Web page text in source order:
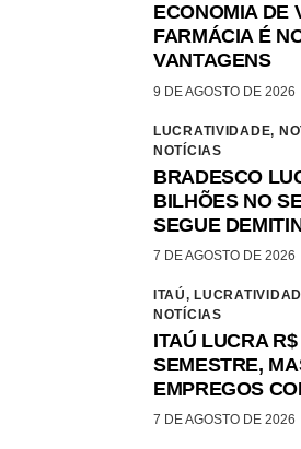
ECONOMIA DE
FARMÁCIA É
VANTAGENS
9 DE AGOSTO DE 2026
LUCRATIVIDADE,
NOTÍCIAS
BRADESCO
BILHÕES NO
SEGUE
7 DE AGOSTO DE 2026
ITAÚ,
NOTÍCIAS
ITAÚ LUCRA
SEMESTRE,
EMPREGOS
7 DE AGOSTO DE 2026